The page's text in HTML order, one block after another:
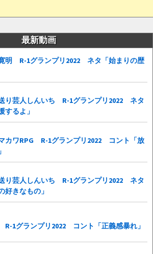
最新動画
明 R-1グランプリ2022 ネタ「始まりの歴
り芸人しんいち R-1グランプリ2022 ネタ
するよ」
カワRPG R-1グランプリ2022 コント「放
り芸人しんいち R-1グランプリ2022 ネタ
好きなもの」
1グランプリ2022 コント「正義感暴れ」